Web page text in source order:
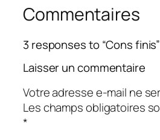
Commentaires
3 responses to “Cons finis”
Laisser un commentaire
Votre adresse e-mail ne
Les champs obligatoires
*